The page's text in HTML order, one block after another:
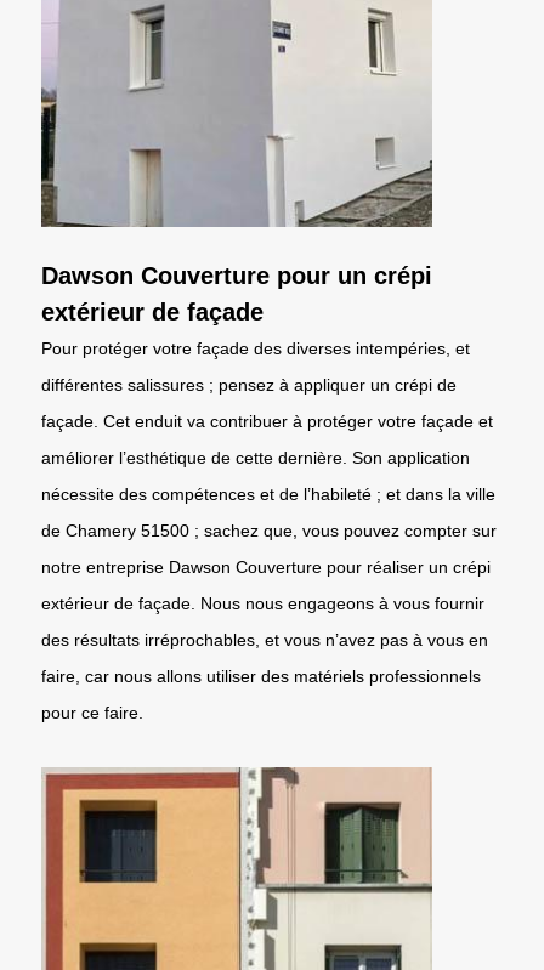
Dawson Couverture pour un crépi
extérieur de façade
Pour protéger votre façade des diverses intempéries, et
différentes salissures ; pensez à appliquer un crépi de
façade. Cet enduit va contribuer à protéger votre façade et
améliorer l’esthétique de cette dernière. Son application
nécessite des compétences et de l’habileté ; et dans la ville
de Chamery 51500 ; sachez que, vous pouvez compter sur
notre entreprise Dawson Couverture pour réaliser un crépi
extérieur de façade. Nous nous engageons à vous fournir
des résultats irréprochables, et vous n’avez pas à vous en
faire, car nous allons utiliser des matériels professionnels
pour ce faire.